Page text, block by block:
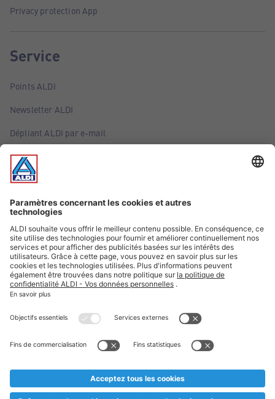
Privacy protection App
Service
Points ALDI
Newsletter ALDI
Dépliant ALDI par e-mail
Offres
Infos essentielles
Suivez ALDI Belgique
Textes marqués d'un astérisque et mentions légales
* Nous vendons ces articles temporairement et jusqu'à
au cas où, malgré le planning bien étudié, nous serions
prématurément en rupture de stock. Prix Recupel et TVA incl.
** Sur ce site, l’utilisation de la forme masculine a été adoptée